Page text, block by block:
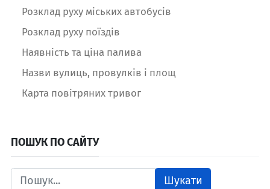
Розклад руху міських автобусів
Розклад руху поїздів
Наявність та ціна палива
Назви вулиць, провулків і площ
Карта повітряних тривог
ПОШУК ПО САЙТУ
Шукати